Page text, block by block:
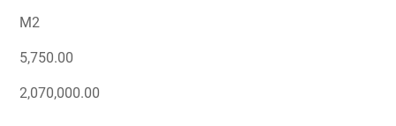
M2
5,750.00
2,070,000.00